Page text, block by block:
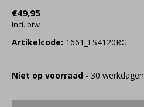
€49,95
Incl. btw
Artikelcode: 1661_ES4120RG
Niet op voorraad - 30 werkdagen